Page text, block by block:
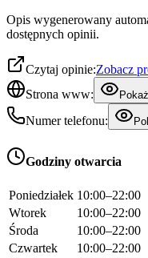
Opis wygenerowany
dostępnych opinii.
Czytaj opinie:Zobacz
Strona www:
Numer telefonu:
Godziny otwarcia
Poniedziałek 10:00–22:00
Wtorek
10:00–22:00
Środa
10:00–22:00
Czwartek
10:00–22:00